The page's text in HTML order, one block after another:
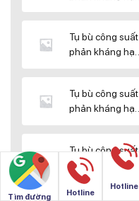
Tụ bù công suất
phản kháng hạ
Tụ bù công suất
phản kháng hạ
Tụ bù công suất
phản kháng hạ
thế SHIZUKI
Tìm đường Hotline
Hotline